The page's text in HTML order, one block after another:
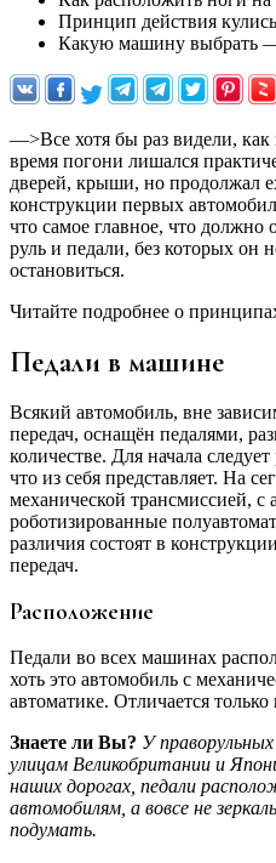
Принцип действия
Какую машину выбрать
—>Все хотя бы раз видели,
время погони лишался
дверей, крыши, но продолжал
конструкции первых
что самое главное, что должно
руль и педали, без которых он
остановиться.
Читайте подробнее о
Педали в машине
Всякий автомобиль, вне
передач, оснащён педалями,
количестве. Для начала
что из себя представляет. На
механической трансмиссией, с
роботизированные
различия состоят в
передач.
Расположение
Педали во всех машинах
хоть это автомобиль с
автоматике. Отличается только
Знаете ли Вы? У
улицам Великобритании и
наших дорогах, педали
автомобилям, а вовсе не
подумать.